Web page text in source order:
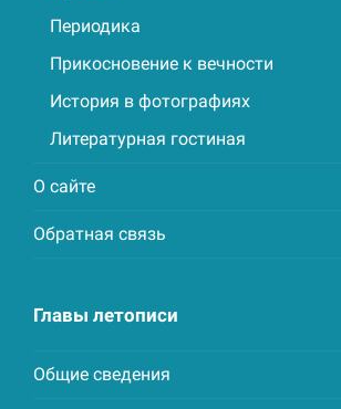
Периодика
Прикосновение к вечности
История в фотографиях
Литературная гостиная
О сайте
Обратная связь
Главы летописи
Общие сведения